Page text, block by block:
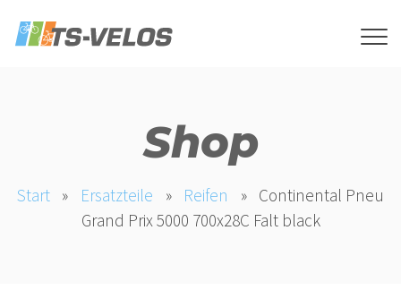
Shop
Start » Ersatzteile » Reifen » Continental Pneu
Grand Prix 5000 700x28C Falt black